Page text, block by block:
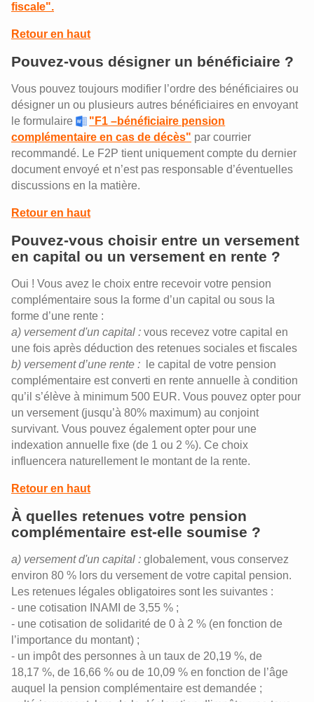
fiscale".
Retour en haut
Pouvez-vous désigner un bénéficiaire ?
Vous pouvez toujours modifier l’ordre des bénéficiaires ou
désigner un ou plusieurs autres bénéficiaires en envoyant
le formulaire
"F1 –bénéficiaire pension
complémentaire en cas de décès" par courrier
recommandé. Le F2P tient uniquement compte du dernier
document envoyé et n’est pas responsable d’éventuelles
discussions en la matière.
Retour en haut
Pouvez-vous choisir entre un versement
en capital ou un versement en rente ?
Oui ! Vous avez le choix entre recevoir votre pension
complémentaire sous la forme d’un capital ou sous la
forme d’une rente :
a) versement d'un capital : vous recevez votre capital en
une fois après déduction des retenues sociales et fiscales
b) versement d’une rente : le capital de votre pension
complémentaire est converti en rente annuelle à condition
qu’il s’élève à minimum 500 EUR. Vous pouvez opter pour
un versement (jusqu’à 80% maximum) au conjoint
survivant. Vous pouvez également opter pour une
indexation annuelle fixe (de 1 ou 2 %). Ce choix
influencera naturellement le montant de la rente.
Retour en haut
À quelles retenues votre pension
complémentaire est-elle soumise ?
a) versement d'un capital : globalement, vous conservez
environ 80 % lors du versement de votre capital pension.
Les retenues légales obligatoires sont les suivantes :
- une cotisation INAMI de 3,55 % ;
- une cotisation de solidarité de 0 à 2 % (en fonction de
l’importance du montant) ;
- un impôt des personnes à un taux de 20,19 %, de
18,17 %, de 16,66 % ou de 10,09 % en fonction de l’âge
auquel la pension complémentaire est demandée ;